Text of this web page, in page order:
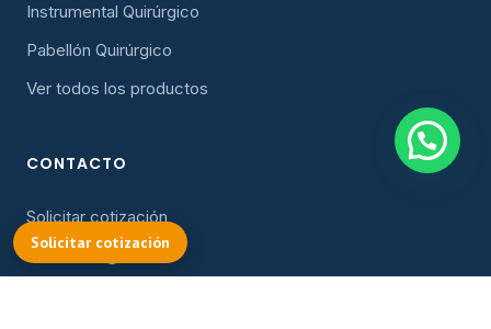
Instrumental Quirúrgico
Pabellón Quirúrgico
Ver todos los productos
CONTACTO
Solicitar cotización
Solicitar cotización